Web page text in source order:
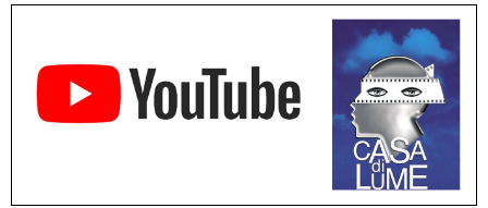
Sardegna - Mediateca di castagniccia Mare è monti - I Fulelli
Résidence d’écriture et de recherche de l’écrivaine Cécilia
Castelli - Institut Mémoires de l'Edition Contemporaine - Caen /
Médiathèque de Castagniccia Mare et Monti - I Fulelli
Rencontre / dédicace avec Lucrèce Luciani autour de son
livre « La ballade du pendu du Niolu» - Mediateca territuriale di
Mise en musique d’un livre jeunesse par Annik Meschinet,
musicienne pédagogue : Ateliers d’expression sonore, vocale,